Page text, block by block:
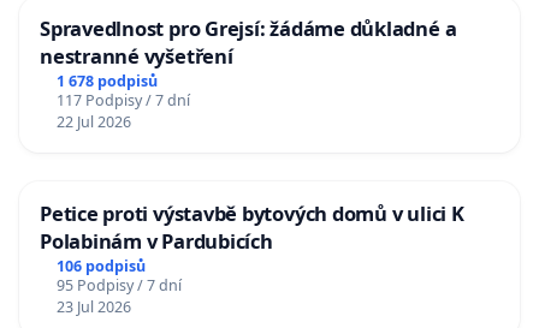
Spravedlnost pro Grejsí: žádáme důkladné a
nestranné vyšetření
1 678 podpisů
117 Podpisy / 7 dní
22 Jul 2026
Petice proti výstavbě bytových domů v ulici K
Polabinám v Pardubicích
106 podpisů
95 Podpisy / 7 dní
23 Jul 2026